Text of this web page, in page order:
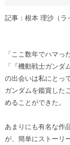
記事：根本 理沙（ラ
「ここ数年でハマ
「『機動戦士ガンダ
の出会いは私にとっ
ガンダムを鑑賞した
めることができた。
あまりにも有名な作
が、簡単にストーリ